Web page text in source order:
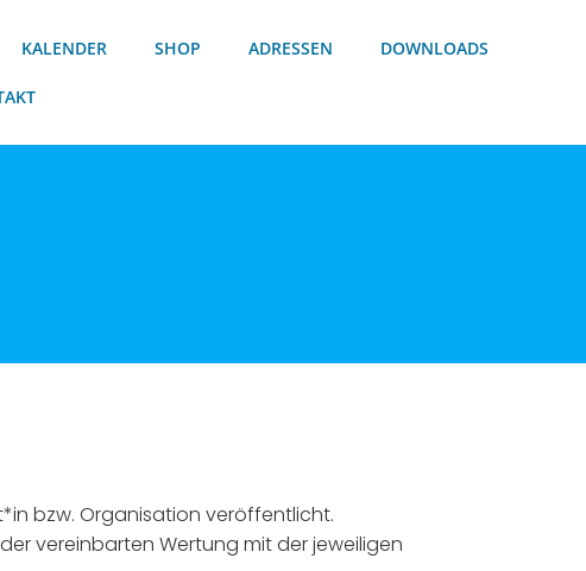
KALENDER SHOP ADRESSEN DOWNLOADS
bzw. Organisation veröffentlicht.
vereinbarten Wertung mit der jeweiligen